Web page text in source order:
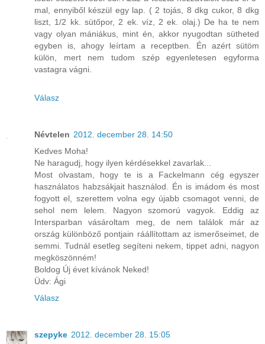
mal, ennyiből készül egy lap. ( 2 tojás, 8 dkg cukor, 8 dkg
liszt, 1/2 kk. sütőpor, 2 ek. víz, 2 ek. olaj.) De ha te nem
vagy olyan mániákus, mint én, akkor nyugodtan sütheted
egyben is, ahogy leírtam a receptben. Én azért sütöm
külön, mert nem tudom szép egyenletesen egyforma
vastagra vágni.
Válasz
Névtelen 2012. december 28. 14:50
Kedves Moha!
Ne haragudj, hogy ilyen kérdésekkel zavarlak...
Most olvastam, hogy te is a Fackelmann cég egyszer
használatos habzsákjait használod. Én is imádom és most
fogyott el, szerettem volna egy újabb csomagot venni, de
sehol nem lelem. Nagyon szomorú vagyok. Eddig az
Intersparban vásároltam meg, de nem találok már az
ország különböző pontjain ráállítottam az ismerőseimet, de
semmi. Tudnál esetleg segíteni nekem, tippet adni, nagyon
megköszönném!
Boldog Új évet kívánok Neked!
Üdv: Ági
Válasz
szepyke 2012. december 28. 15:05